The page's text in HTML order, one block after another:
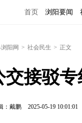
首页 浏阳要闻
阳网 > 社会民生 > 正文
交接驳
：戴鹏 2025-05-19 10:01:01